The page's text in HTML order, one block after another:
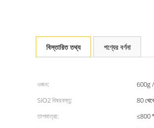
বিস্তারিত তথ্য পণ্যের বর্ণনা
ওজন: 600g /
SiO2 বিষয়বস্তু:
80
তাপমাত্রা:
≤800